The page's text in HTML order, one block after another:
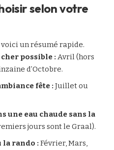
selon votre
un résumé rapide.
possible : Avril (hors
d’Octobre.
fête : Juillet ou
une eau chaude sans la
jours sont le Graal).
la rando : Février, Mars,